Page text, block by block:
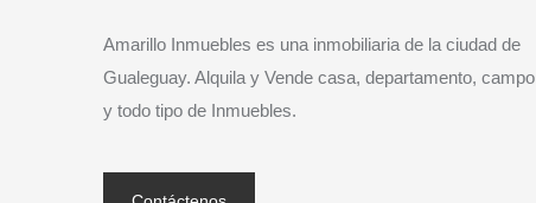
Amarillo Inmuebles es una inmobiliaria de la ciudad de
Gualeguay. Alquila y Vende casa, departamento, campo
y todo tipo de Inmuebles.